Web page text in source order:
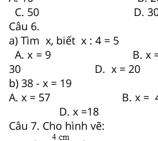
C. 50 D.
Câu 6.
a) Tìm x, biết x : 4 = 5
A. x = 9 B. x
30 D. x = 20
b) 38 - x = 19
A. x = 57 B. x =
D. x =18
Câu 7. Cho hình vẽ: